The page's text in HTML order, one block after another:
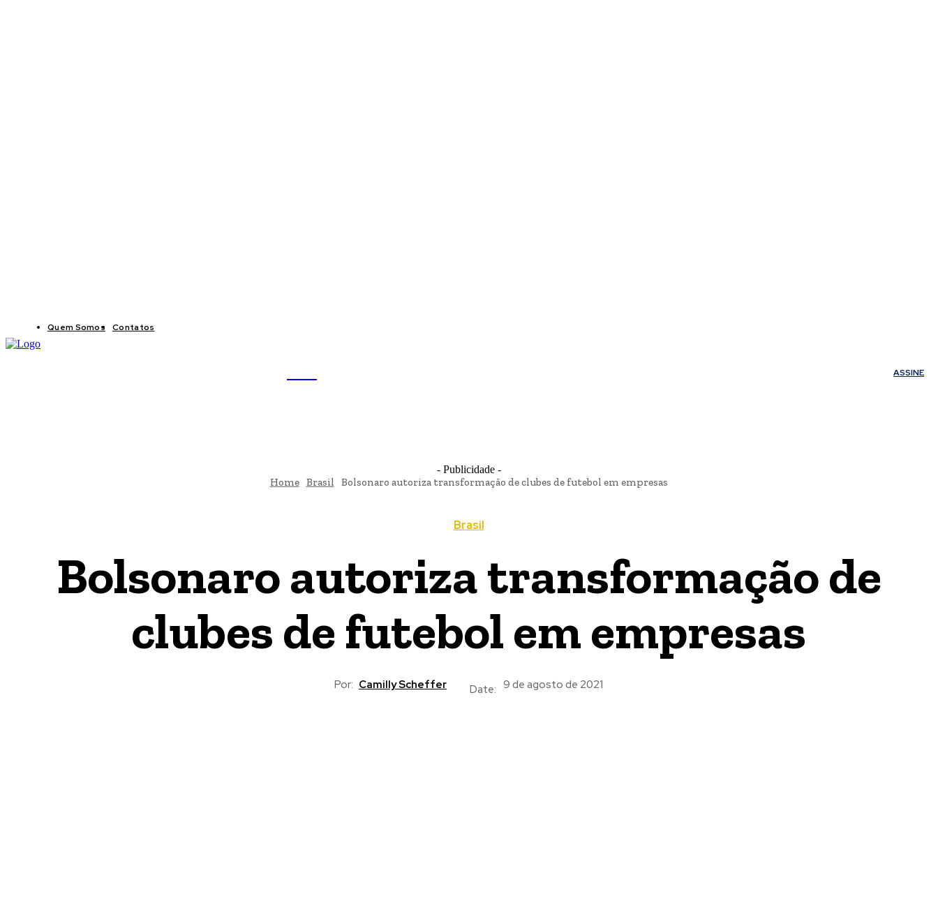
Quem Somos Contatos
ASSINE
- Publicidade -
Home Brasil Bolsonaro autoriza transformação de clubes de futebol em empresas
Brasil
Bolsonaro autoriza transformação de
clubes de futebol em empresas
Por: Camilly Scheffer Date: 9 de agosto de 2021